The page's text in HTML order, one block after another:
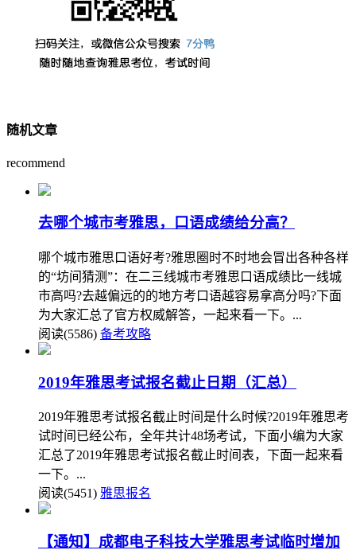
随机文章
recommend
去哪个城市考雅思，口语成绩给分高？
哪个城市雅思口语好考?雅思圈时不时地会冒出各种各样
的“坊间猜测”：在二三线城市考雅思口语成绩比一线城
市高吗?去越偏远的的地方考口语越容易拿高分吗?下面
为大家汇总了官方权威解答，一起来看一下。...
阅读(5586) 备考攻略
2019年雅思考试报名截止日期（汇总）
2019年雅思考试报名截止时间是什么时候?2019年雅思考
试时间已经公布，全年共计48场考试，下面小编为大家
汇总了2019年雅思考试报名截止时间表，下面一起来看
一下。...
阅读(5451) 雅思报名
【通知】成都电子科技大学雅思考试临时增加